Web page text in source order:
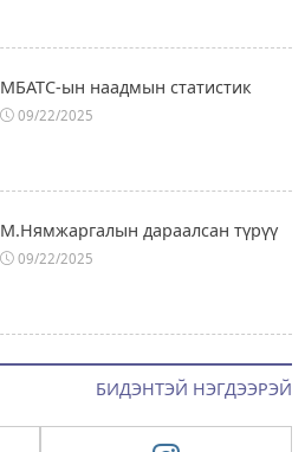
МБАТС-ын наадмын статистик
09/22/2025
М.Нямжаргалын дараалсан түрүү
09/22/2025
БИДЭНТЭЙ НЭГДЭЭРЭЙ